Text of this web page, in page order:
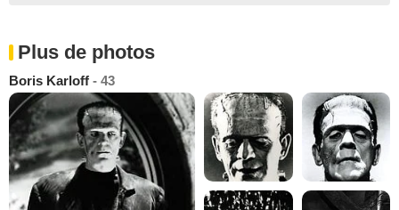
Plus de photos
Boris Karloff - 43